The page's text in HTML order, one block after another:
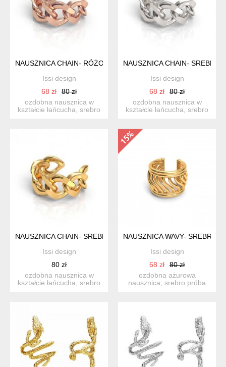
NAUSZNICA CHAIN- RÓŻOWE ZŁOTO
Issi design
68 zł
80 zł
ozdobna nausznica w
kształcie łańcucha, srebro
NAUSZNICA CHAIN- SREBRO
Issi design
68 zł
80 zł
ozdobna nausznica w
kształcie łańcucha, srebro
NAUSZNICA CHAIN- SREBRO 925 ZŁOCONE
Issi design
80 zł
ozdobna nausznica w
kształcie łańcucha, srebro
NAUSZNICA WAVY- SREBRO
Issi design
68 zł
80 zł
ozdobna ażurowa
nausznica, srebro próba